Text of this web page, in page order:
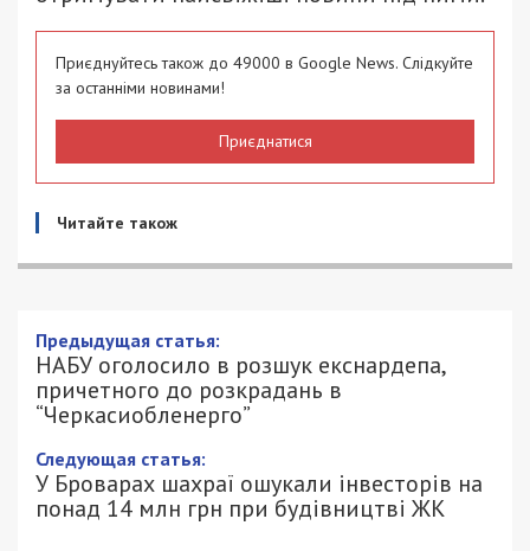
Приєднуйтесь також до 49000 в Google News. Слідкуйте
за останніми новинами!
Приєднатися
Читайте також
Предыдущая статья:
НАБУ оголосило в розшук екснардепа,
причетного до розкрадань в
“Черкасиобленерго”
Следующая статья:
У Броварах шахраї ошукали інвесторів на
понад 14 млн грн при будівництві ЖК